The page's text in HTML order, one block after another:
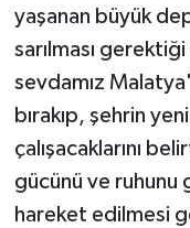
yaşanan büyük
sarılması
sevdamız
bırakıp, şehrin
çalışacaklarını
gücünü ve ruhunu
hareket edilmesi